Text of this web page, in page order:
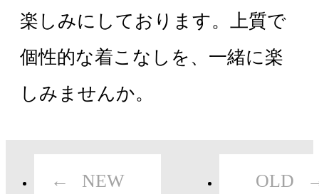
楽しみにしております。上質で
個性的な着こなしを、一緒に楽
しみませんか。
NEW OLD